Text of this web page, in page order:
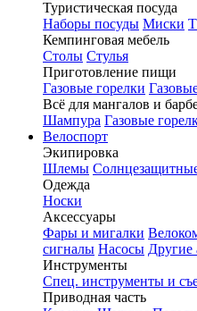
Туристическая посуда
Наборы посуды Миски
Кемпинговая мебель
Столы Стулья
Приготовление пищи
Газовые горелки
Всё для мангалов и
Шампура Газовые
Велоспорт
Экипировка
Шлемы
Одежда
Носки
Аксессуары
Фары и мигалки
сигналы Насосы Другие
Инструменты
Спец. инструменты и
Приводная часть